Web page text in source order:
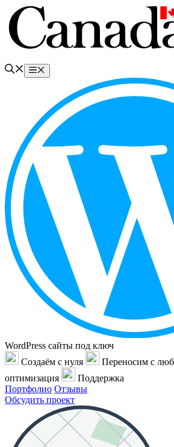
Перейти
содержимому
Меню
WordPress сайты под ключ
Создаём с нуля
Переносим с
оптимизация
Поддержка
Портфолио Отзывы
Обсудить проект